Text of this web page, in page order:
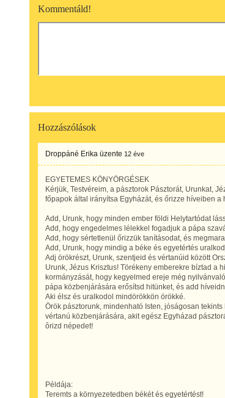
Kommentáld!
Hozzászólások
Droppáné Erika üzente 12 éve
EGYETEMES KÖNYÖRGÉSEK
Kérjük, Testvéreim, a pásztorok Pásztorát, Urunkat,
főpapok által irányítsa Egyházát, és őrizze híveiben a
Add, Urunk, hogy minden ember földi Helytartódat
Add, hogy engedelmes lélekkel fogadjuk a pápa
Add, hogy sértetlenül őrizzük tanításodat, és
Add, Urunk, hogy mindig a béke és egyetértés
Adj örökrészt, Urunk, szentjeid és vértanúid között
Urunk, Jézus Krisztus! Törékeny emberekre bíztad a
kormányzását, hogy kegyelmed ereje még
pápa közbenjárására erősítsd hitünket, és add
Aki élsz és uralkodol mindörökkön örökké.
Örök pásztorunk, mindenható Isten, jóságosan
vértanú közbenjárására, akit egész Egyházad
ôrizd népedet!
Példája:
Teremts a környezetedben békét és egyetértést!